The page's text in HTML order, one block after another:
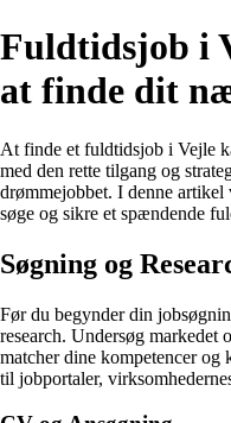
Fuldtidsjob i
at finde dit
At finde et fuldtidsjob i Vejle
med den rette tilgang og
drømmejobbet. I denne
søge og sikre et spændende
Søgning og
Før du begynder din
research. Undersøg
matcher dine kompetencer
til jobportaler,